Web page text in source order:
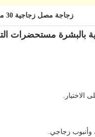
زجاجة مصل زجاجية 30 مل
وأنبوب زجاجي.